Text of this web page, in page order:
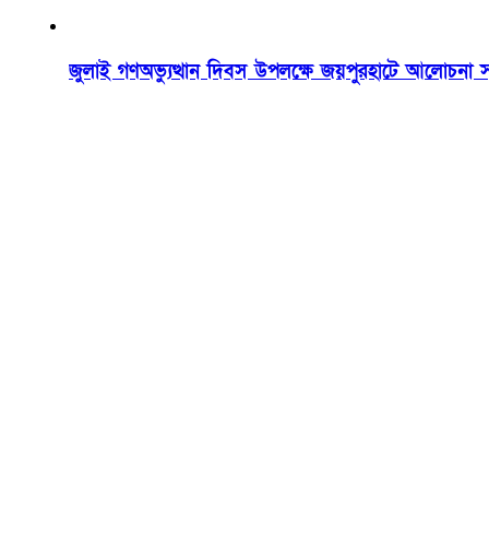
জুলাই গণঅভ্যুত্থান দিবস উপলক্ষে জয়পুরহাটে আলোচনা